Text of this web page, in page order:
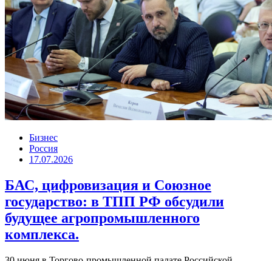
Бизнес
Россия
17.07.2026
БАС, цифровизация и Союзное
государство: в ТПП РФ обсудили
будущее агропромышленного
комплекса.